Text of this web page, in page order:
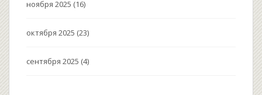
ноября 2025 (16)
октября 2025 (23)
сентября 2025 (4)